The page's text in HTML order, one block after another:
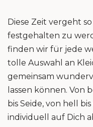
Diese Zeit vergeht
festgehalten zu
finden wir für jede
tolle Auswahl an
gemeinsam
lassen können. Von
bis Seide, von hell
individuell auf Dich